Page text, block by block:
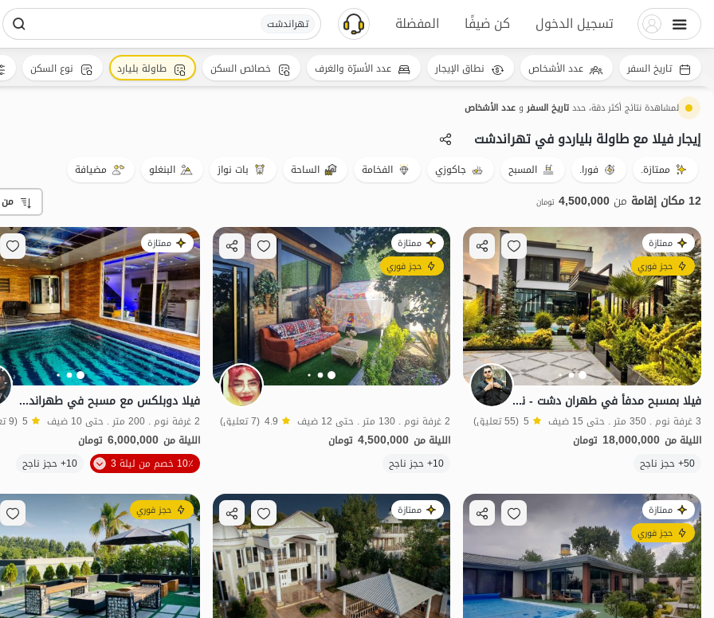
تسجيل الدخول كن ضيفًا المفضلة تهراندشت
لمشاهدة نتائج أكثر دقة، حددتاريخ السفروعدد الأشخاص
إيجار فيلا مع طاولة بلياردو في تهراندشت
ممتازة. فورا. المسبح جاكوزي الفخامة الساحة بات نواز البنغلو مضيافة
12 مكان إقامة من 4,500,000 تومان
ممتازة
حجز فوري
فيلا بمسبح مدفأ في طهران دشت - نمكلان
3 غرفة نوم . 350 متر . حتى 15 ضيف 5 (55 تعليق)
الليلة من 18,000,000 تومان
50+ حجز ناجح
الفخامة والرفاهية الموقع على الخريطة
ممتازة
حجز فوري
2 غرفة نوم . 130 متر . حتى 12 ضيف 4.9 (7 تعليق)
الليلة من 4,500,000 تومان
10+ حجز ناجح
الموقع على الخريطة
ممتازة
فيلا دوبلكس مع مسبح في طهراندشت - عباس آباد
2 غرفة نوم . 200 متر . حتى 10 ضيف 5 (9 تعليق)
الليلة من 6,000,000 تومان
10٪ خصم من ليلة 3
10+ حجز ناجح
ممتازة
حجز فوري
ممتازة حجز فوري
تاريخ السفر عدد الأشخاص نطاق الإيجار عدد الأسرّة والغرف خصائص السكن طاولة بليارد نوع السكن